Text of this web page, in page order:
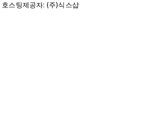
| 호스팅제공자: (주)식스샵